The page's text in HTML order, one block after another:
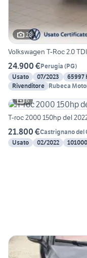
28
Volkswagen T-Roc 2.0
24.900 €Perugia (PG)
Usato
07/2023 65997
Rivenditore Rubeca
6
T-roc 2000 150hp del
21.800 €Castrignano del
Usato
02/2022